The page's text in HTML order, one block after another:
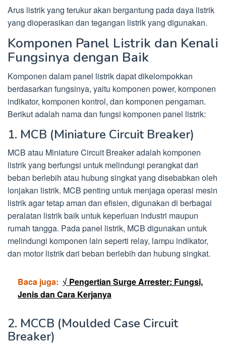
Arus listrik yang terukur akan bergantung pada daya listrik
yang dioperasikan dan tegangan listrik yang digunakan.
Komponen Panel Listrik dan Kenali
Fungsinya dengan Baik
Komponen dalam panel listrik dapat dikelompokkan
berdasarkan fungsinya, yaitu komponen power, komponen
indikator, komponen kontrol, dan komponen pengaman.
Berikut adalah nama dan fungsi komponen panel listrik:
1. MCB (Miniature Circuit Breaker)
MCB atau Miniature Circuit Breaker adalah komponen
listrik yang berfungsi untuk melindungi perangkat dari
beban berlebih atau hubung singkat yang disebabkan oleh
lonjakan listrik. MCB penting untuk menjaga operasi mesin
listrik agar tetap aman dan efisien, digunakan di berbagai
peralatan listrik baik untuk keperluan industri maupun
rumah tangga. Pada panel listrik, MCB digunakan untuk
melindungi komponen lain seperti relay, lampu indikator,
dan motor listrik dari beban berlebih dan hubung singkat.
Baca juga: √ Pengertian Surge Arrester: Fungsi,
Jenis dan Cara Kerjanya
2. MCCB (Moulded Case Circuit
Breaker)